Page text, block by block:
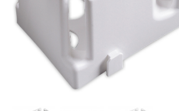
使用指南
联系我们